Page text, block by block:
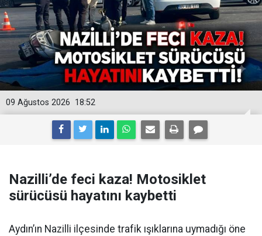
18:52
09 Ağustos 2026
Nazilli’de feci kaza! Motosiklet
sürücüsü hayatını kaybetti
Aydın’ın Nazilli ilçesinde trafik ışıklarına uymadığı öne